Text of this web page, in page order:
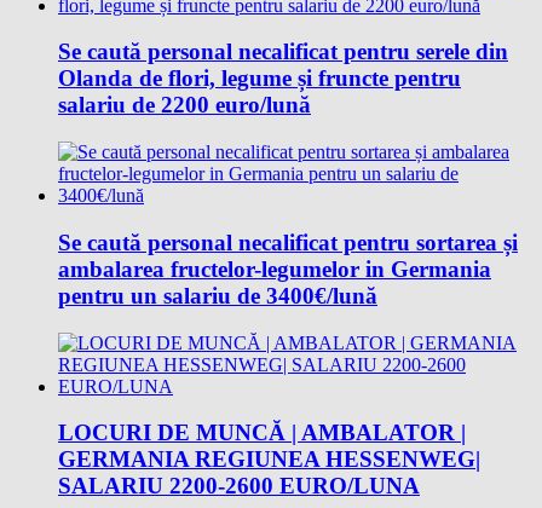
Se caută personal necalificat pentru serele din
Olanda de flori, legume și fruncte pentru
salariu de 2200 euro/lună
Se caută personal necalificat pentru sortarea și
ambalarea fructelor-legumelor in Germania
pentru un salariu de 3400€/lună
LOCURI DE MUNCĂ | AMBALATOR |
GERMANIA REGIUNEA HESSENWEG|
SALARIU 2200-2600 EURO/LUNA